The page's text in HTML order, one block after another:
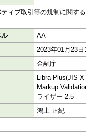
ィブ取引等の規制に関す
ル
AA
2023年01月23
金融庁
Libra Plus(JIS
Markup
ライザー 2.5
鴻上 正紀